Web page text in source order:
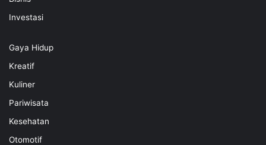
Investasi
Gaya Hidup
Kreatif
Kuliner
Pariwisata
Kesehatan
Otomotif